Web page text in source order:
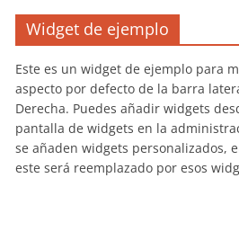
Widget de ejemplo
Este es un widget de ejemplo para
aspecto por defecto de la barra
Derecha. Puedes añadir widgets
pantalla de widgets en la
se añaden widgets personalizados,
este será reemplazado por esos